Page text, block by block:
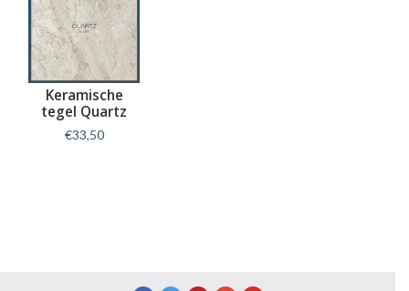
Keramische
tegel Quartz
Silver 60x60x2
cm
€33,50